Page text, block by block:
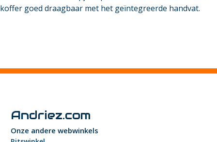
koffer goed draagbaar met het geïntegreerde handvat.
Andriez.com
Onze andere webwinkels